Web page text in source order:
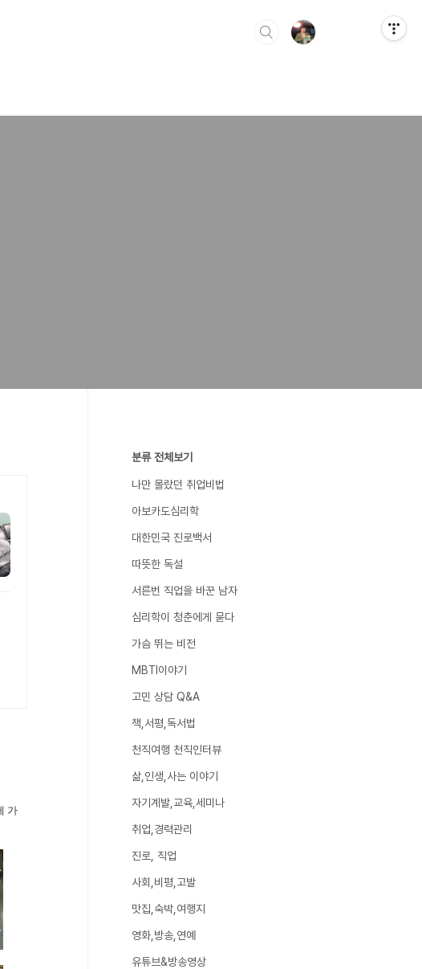
가
분류 전체보기
나만 몰랐던 취업비법
아보카도심리학
대한민국 진로백서
따뜻한 독설
서른번 직업을 바꾼 남자
심리학이 청춘에게 묻다
가슴 뛰는 비전
MBTI이야기
고민 상담 Q&A
책,서평,독서법
천직여행 천직인터뷰
삶,인생,사는 이야기
자기계발,교육,세미나
취업,경력관리
진로, 직업
사회,비평,고발
맛집,숙박,여행지
영화,방송,연예
유튜브&방송영상